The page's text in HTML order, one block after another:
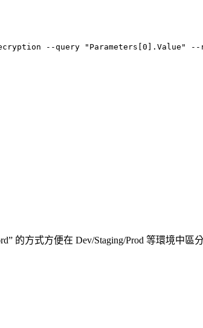
--query "Parameters[0].Value"
的方式方便在 Dev/Staging/Prod 等環境中區